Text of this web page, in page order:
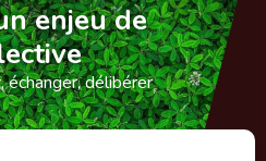
enjeu de
échanger, délibérer